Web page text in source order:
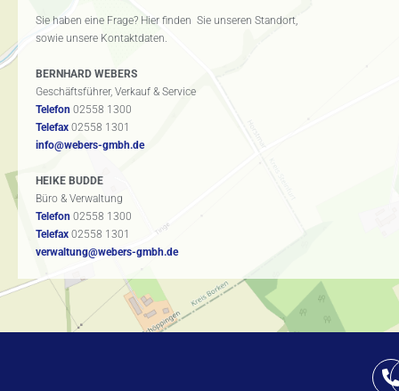
Sie haben eine Frage? Hier finden Sie unseren Standort,
sowie unsere Kontaktdaten.
BERNHARD WEBERS
Geschäftsführer, Verkauf & Service
Telefon 02558 1300
Telefax 02558 1301
info@webers-gmbh.de
HEIKE BUDDE
Büro & Verwaltung
Telefon 02558 1300
Telefax 02558 1301
verwaltung@webers-gmbh.de